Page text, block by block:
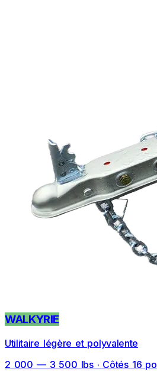
WALKYRIE
Utilitaire légère et polyvalente
2 000 — 3 500 lbs · Côtés 16 po